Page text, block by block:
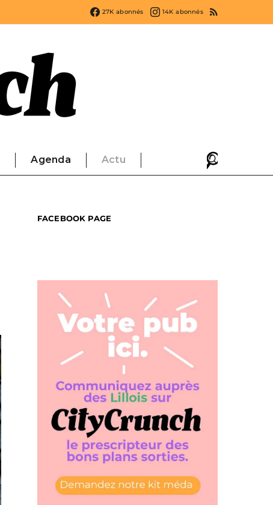
27K abonnés 14K abonnés
Agenda Actu
FACEBOOK PAGE